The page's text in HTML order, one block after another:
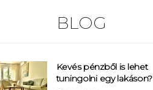
BLOG
Kevés pénzből is lehet
tuningolni egy lakáson?